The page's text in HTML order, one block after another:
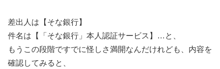
差出人は【そな銀行】
件名は【「そな銀行」本人認証サービス】…と、
もうこの段階ですでに怪しさ満開なんだけれども、内容を
確認してみると、